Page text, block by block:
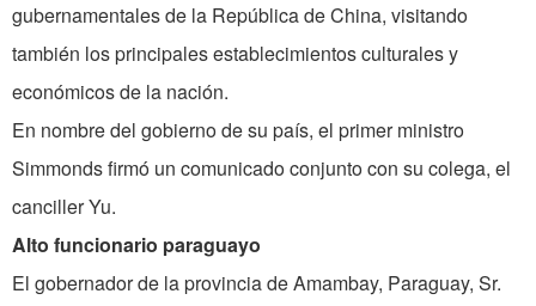
gubernamentales de la República de China, visitando
también los principales establecimientos culturales y
económicos de la nación.
En nombre del gobierno de su país, el primer ministro
Simmonds firmó un comunicado conjunto con su colega, el
canciller Yu.
Alto funcionario paraguayo
El gobernador de la provincia de Amambay, Paraguay, Sr.